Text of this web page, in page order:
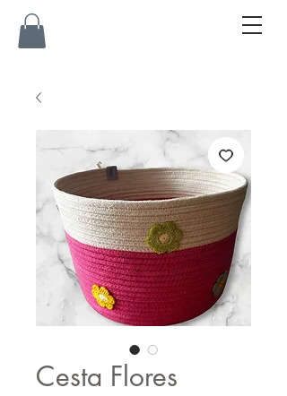
Cesta Flores